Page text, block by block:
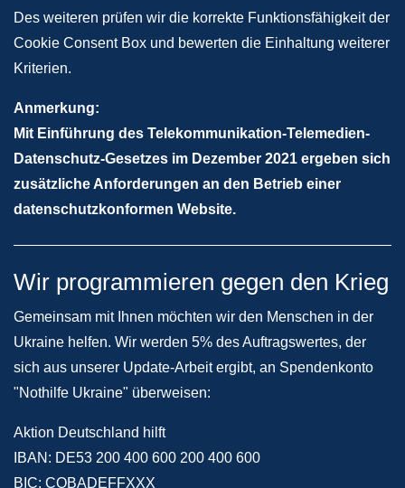
Des weiteren prüfen wir die korrekte Funktionsfähigkeit der
Cookie Consent Box und bewerten die Einhaltung weiterer
Kriterien.
Anmerkung:
Mit Einführung des Telekommunikation-Telemedien-
Datenschutz-Gesetzes im Dezember 2021 ergeben sich
zusätzliche Anforderungen an den Betrieb einer
datenschutzkonformen Website.
Wir programmieren gegen den Krieg
Gemeinsam mit Ihnen möchten wir den Menschen in der
Ukraine helfen. Wir werden 5% des Auftragswertes, der
sich aus unserer Update-Arbeit ergibt, an Spendenkonto
"Nothilfe Ukraine" überweisen:
Aktion Deutschland hilft
IBAN: DE53 200 400 600 200 400 600
BIC: COBADEFFXXX